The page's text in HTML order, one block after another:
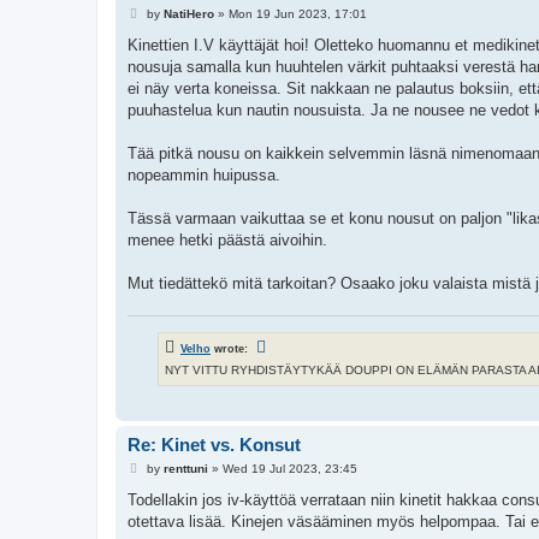
P
s
by NatiHero» Mon 19 Jun 2023, 17:01
Kinettien I.V käyttäjät hoi! Oletteko huomannu et
nousuja samalla kun huuhtelen värkit puhtaaksi verestä
ei näy verta koneissa. Sit nakkaan ne palautus boksiin,
puuhastelua kun nautin nousuista. Ja ne nousee ne
Tää pitkä nousu on kaikkein selvemmin läsnä
nopeammin huipussa.
Tässä varmaan vaikuttaa se et konu nousut on paljon
menee hetki päästä aivoihin.
Mut tiedättekö mitä tarkoitan? Osaako joku valaista
Velho wrote:
NYT VITTU RYHDISTÄYTYKÄÄ DOUPPI ON ELÄMÄN PARASTA
Re: Kinet vs. Konsut
P
s
by renttuni » Wed 19 Jul 2023, 23:45
Todellakin jos iv-käyttöä verrataan niin kinetit hakkaa
otettava lisää. Kinejen väsääminen myös helpompaa.